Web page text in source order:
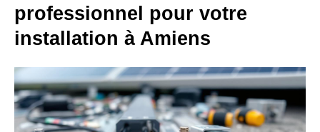
professionnel pour votre
installation à Amiens